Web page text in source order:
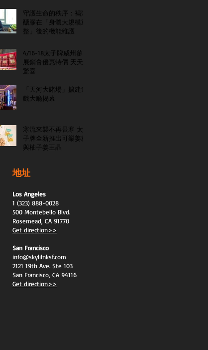
守護生命的秩序：褐藻
醣膠在「身體大規模重
整」後的機能維護
4/16-18太子牌威州參
展銷會優惠特價 天天
驚喜
「天河大賭場」擴建遊
戲大廳揭幕
寒流來襲不再畏寒 太
子牌全新推出可樂姜糖
與柚子姜王晶
地址
Los Angeles
1 (323) 888-0028
500 Montebello Blvd.
Rosemead, CA 91770
Get direction>>
San Francisco
info@skylilnksf.com
2121 19th Ave. Ste 103
San Francisco, CA 94116
Get direction>>